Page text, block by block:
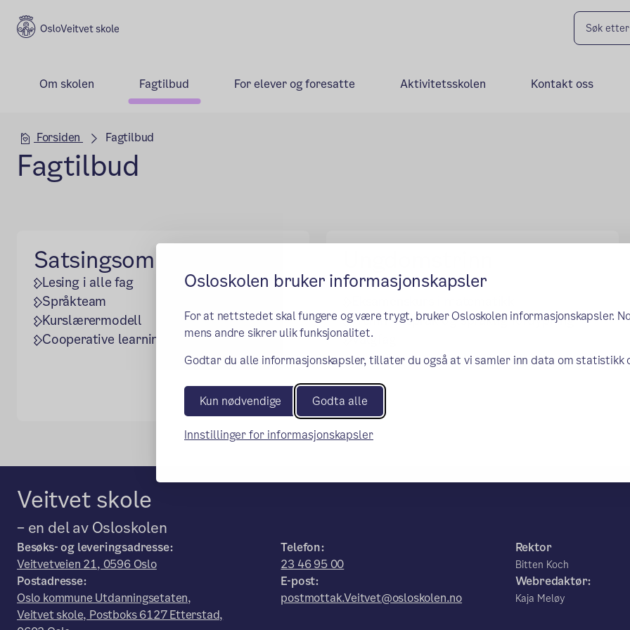
Osloskolen bruker informasjonskapsler
For at nettstedet skal fungere og være trygt, bruker Osloskolen informasjonskapsler.
mens andre sikrer ulik funksjonalitet.
Godtar du alle informasjonskapsler, tillater du også at vi samler inn data om statistikk
Kun nødvendige Godta alle
Innstillinger for informasjonskapsler
Veitvet skole
Om skolen Fagtilbud For elever og foresatte Aktivitetsskolen Kontakt oss
Hovedseksjon
Forsiden Fagtilbud
Fagtilbud
Satsingsområder
Lesing i alle fag
Språkteam
Kurslærermodell
Cooperative learning/samarbeidslæring
Morsmålseksamen
Fremmedspråk og språklig fordypning
Valgfag
Veitvet skole
– en del av Osloskolen
Besøks- og leveringsadresse:
Veitvetveien 21, 0596 Oslo
Postadresse:
Oslo kommune Utdanningsetaten,
Veitvet skole, Postboks 6127 Etterstad,
Telefon:
23 46 95 00
E-post:
postmottak.Veitvet@osloskolen.no
Rektor
Bitten Koch
Webredaktør:
Kaja Meløy